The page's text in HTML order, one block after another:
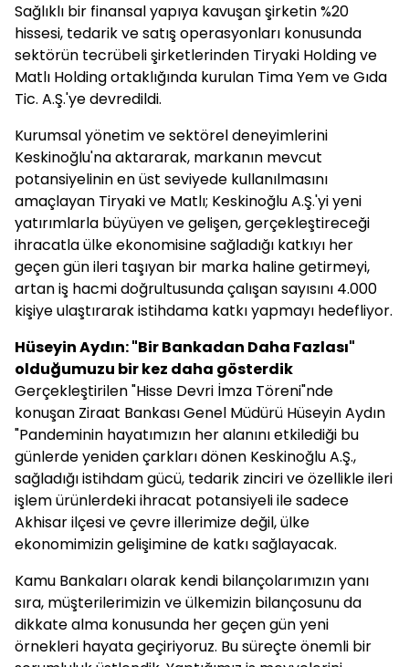
Sağlıklı bir finansal yapıya kavuşan şirketin %20
hissesi, tedarik ve satış operasyonları konusunda
sektörün tecrübeli şirketlerinden Tiryaki Holding ve
Matlı Holding ortaklığında kurulan Tima Yem ve Gıda
Tic. A.Ş.'ye devredildi.
Kurumsal yönetim ve sektörel deneyimlerini
Keskinoğlu'na aktararak, markanın mevcut
potansiyelinin en üst seviyede kullanılmasını
amaçlayan Tiryaki ve Matlı; Keskinoğlu A.Ş.'yi yeni
yatırımlarla büyüyen ve gelişen, gerçekleştireceği
ihracatla ülke ekonomisine sağladığı katkıyı her
geçen gün ileri taşıyan bir marka haline getirmeyi,
artan iş hacmi doğrultusunda çalışan sayısını 4.000
kişiye ulaştırarak istihdama katkı yapmayı hedefliyor.
Hüseyin Aydın: "Bir Bankadan Daha Fazlası"
olduğumuzu bir kez daha gösterdik
Gerçekleştirilen "Hisse Devri İmza Töreni"nde
konuşan Ziraat Bankası Genel Müdürü Hüseyin Aydın
"Pandeminin hayatımızın her alanını etkilediği bu
günlerde yeniden çarkları dönen Keskinoğlu A.Ş.,
sağladığı istihdam gücü, tedarik zinciri ve özellikle ileri
işlem ürünlerdeki ihracat potansiyeli ile sadece
Akhisar ilçesi ve çevre illerimize değil, ülke
ekonomimizin gelişimine de katkı sağlayacak.
Kamu Bankaları olarak kendi bilançolarımızın yanı
sıra, müşterilerimizin ve ülkemizin bilançosunu da
dikkate alma konusunda her geçen gün yeni
örnekleri hayata geçiriyoruz. Bu süreçte önemli bir